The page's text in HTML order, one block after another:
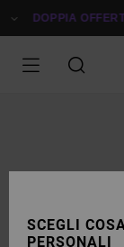
ALLEDOPPIA OFFERTA
SCEGLI
PERSONALI